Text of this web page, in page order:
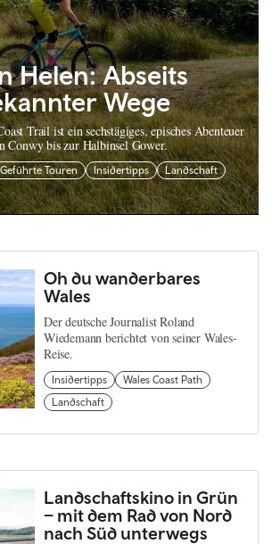
Helen: Abseits
Wege
Trail ist ein sechstägiges, episches Abenteuer
Conwy bis zur Halbinsel Gower.
Geführte Touren Insidertipps Landschaft
Oh du wanderbares
Wales
Der deutsche Journalist Roland
Wiedemann berichtet von seiner Wales-
Reise.
Insidertipps
Wales Coast Path
Landschaft
Landschaftskino in Grün
– mit dem Rad von Nord
nach Süd unterwegs